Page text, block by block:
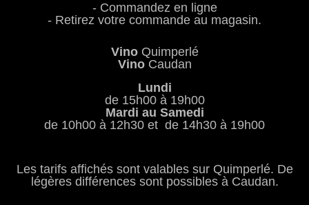
- Commandez en ligne
- Retirez votre commande au magasin.
VinoQuimperlé
VinoCaudan
Lundi
de 15h00 à 19h00
Mardi au Samedi
de 10h00 à 12h30 et de 14h30 à 19h00
Les tarifs affichés sont valables sur Quimperlé. De
légères différences sont possibles à Caudan.